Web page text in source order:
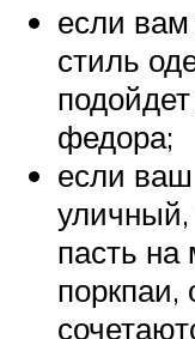
если
стиль
федора;
если
пасть
поркпаи,